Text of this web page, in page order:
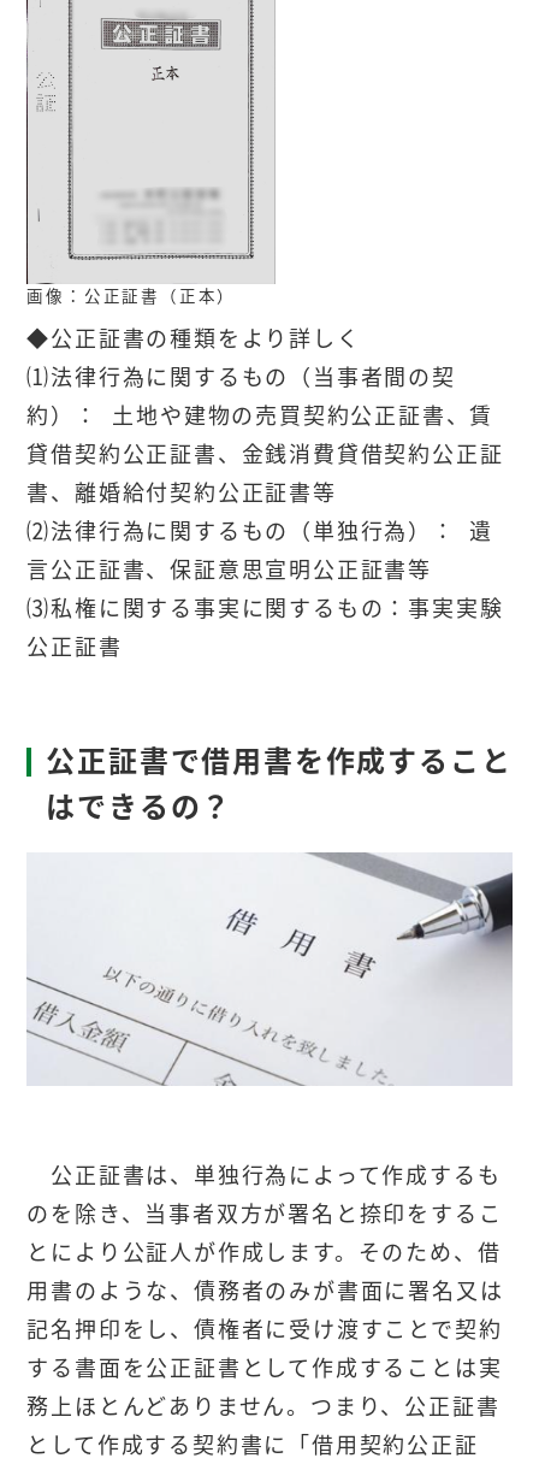
画像：公正証書（正本）
◆公正証書の種類をより詳しく
⑴法律行為に関するもの（当事者間の契
約）： 土地や建物の売買契約公正証書、賃
貸借契約公正証書、金銭消費貸借契約公正証
書、離婚給付契約公正証書等
⑵法律行為に関するもの（単独行為）： 遺
言公正証書、保証意思宣明公正証書等
⑶私権に関する事実に関するもの：事実実験
公正証書
公正証書で借用書を作成すること
はできるの？
公正証書は、単独行為によって作成するも
のを除き、当事者双方が署名と捺印をするこ
とにより公証人が作成します。そのため、借
用書のような、債務者のみが書面に署名又は
記名押印をし、債権者に受け渡すことで契約
する書面を公正証書として作成することは実
務上ほとんどありません。つまり、公正証書
として作成する契約書に「借用契約公正証